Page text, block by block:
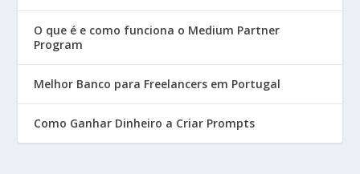
O que é e como funciona o Medium Partner
Program
Melhor Banco para Freelancers em Portugal
Como Ganhar Dinheiro a Criar Prompts